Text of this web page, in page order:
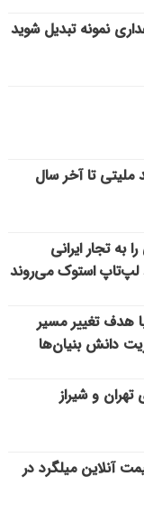
نمونه تبدیل شوید
تا آخر سال
تجار ایرانی
استوک می‌روند
هدف تغییر مسیر
دانش بنیان‌ها
و شیراز
آنلاین میلگرد در